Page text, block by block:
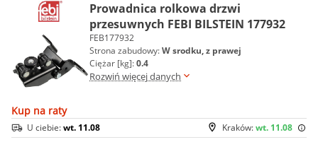
Prowadnica rolkowa drzwi
przesuwnych FEBI BILSTEIN 177932
FEB177932
Strona zabudowy:W srodku, z prawej
Ciężar [kg]:0.4
Rozwiń więcej danych
Kup na raty
Kraków:wt. 11.08
U ciebie:wt. 11.08